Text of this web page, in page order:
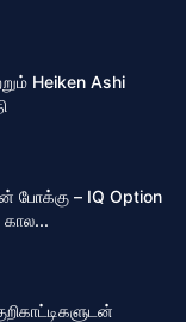
Heiken Ashi
போக்கு – IQ Option
கால...